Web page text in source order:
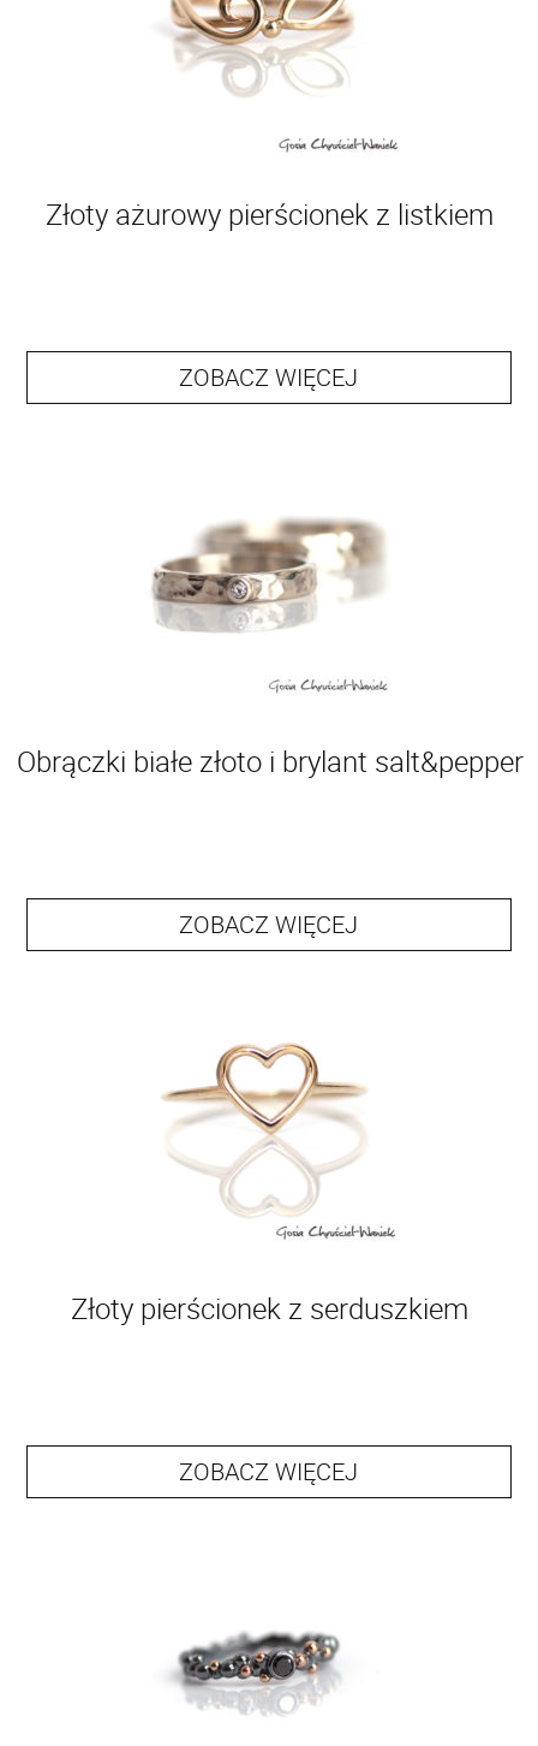
Złoty ażurowy pierścionek z listkiem
ZOBACZ WIĘCEJ
Obrączki białe złoto i brylant salt&pepper
ZOBACZ WIĘCEJ
Złoty pierścionek z serduszkiem
ZOBACZ WIĘCEJ